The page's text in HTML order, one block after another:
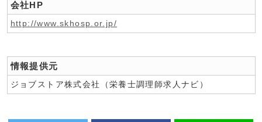
会社HP
http://www.skhosp.or.jp/
情報提供元
ジョブストア株式会社（栄養士調理師求人ナビ）